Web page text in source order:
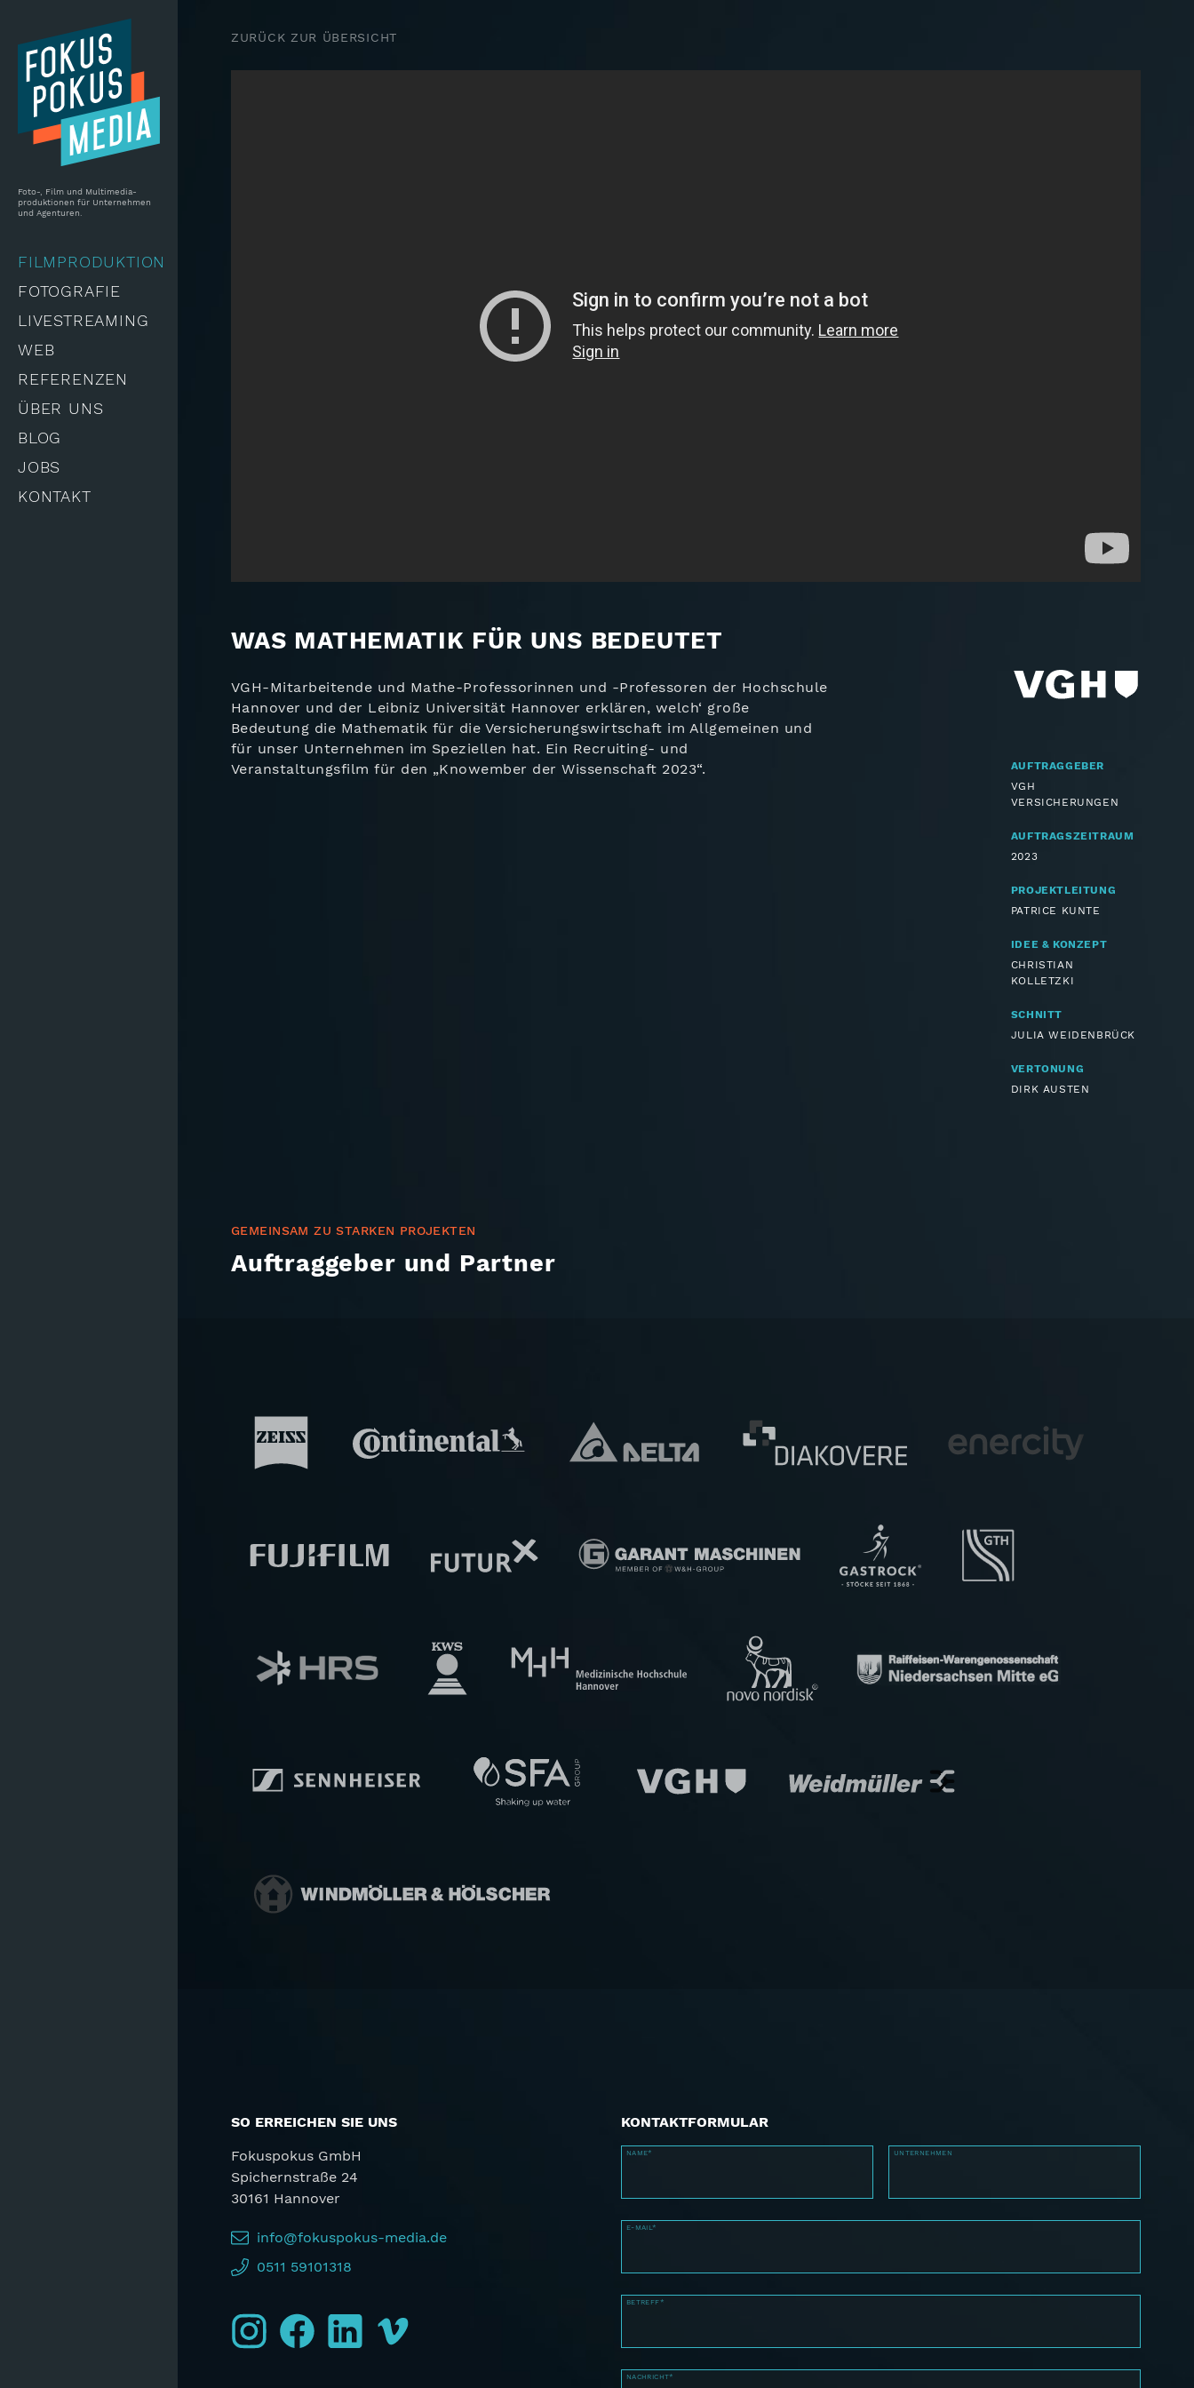
Foto-, Film und Multimedia-
produktionen für Unternehmen
und Agenturen.
FILMPRODUKTION
FOTOGRAFIE
LIVESTREAMING
WEB
REFERENZEN
ÜBER UNS
BLOG
JOBS
KONTAKT
ZURÜCK ZUR ÜBERSICHT
WAS MATHEMATIK FÜR UNS BEDEUTET
VGH-Mitarbeitende und Mathe-Professorinnen und -Professoren der Hochschule
Hannover und der Leibniz Universität Hannover erklären, welch‘ große
Bedeutung die Mathematik für die Versicherungswirtschaft im Allgemeinen und
für unser Unternehmen im Speziellen hat. Ein Recruiting- und
Veranstaltungsfilm für den „Knowember der Wissenschaft 2023“.
AUFTRAGGEBER
VGH
VERSICHERUNGEN
AUFTRAGSZEITRAUM
2023
PROJEKTLEITUNG
PATRICE KUNTE
IDEE & KONZEPT
CHRISTIAN
KOLLETZKI
SCHNITT
JULIA WEIDENBRÜCK
VERTONUNG
DIRK AUSTEN
GEMEINSAM ZU STARKEN PROJEKTEN
Auftraggeber und Partner
SO ERREICHEN SIE UNS
Fokuspokus GmbH
Spichernstraße 24
30161 Hannover
info@fokuspokus-media.de
0511 59101318
KONTAKTFORMULAR
NAME* UNTERNEHMEN
E-MAIL*
BETREFF*
NACHRICHT*